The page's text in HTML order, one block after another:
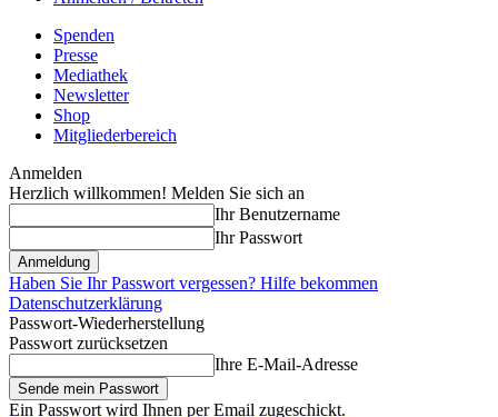
Spenden
Presse
Mediathek
Newsletter
Shop
Mitgliederbereich
Anmelden
Herzlich willkommen! Melden Sie sich an
Ihr Benutzername
Ihr Passwort
Haben Sie Ihr Passwort vergessen? Hilfe bekommen
Datenschutzerklärung
Passwort-Wiederherstellung
Passwort zurücksetzen
Ihre E-Mail-Adresse
Ein Passwort wird Ihnen per Email zugeschickt.